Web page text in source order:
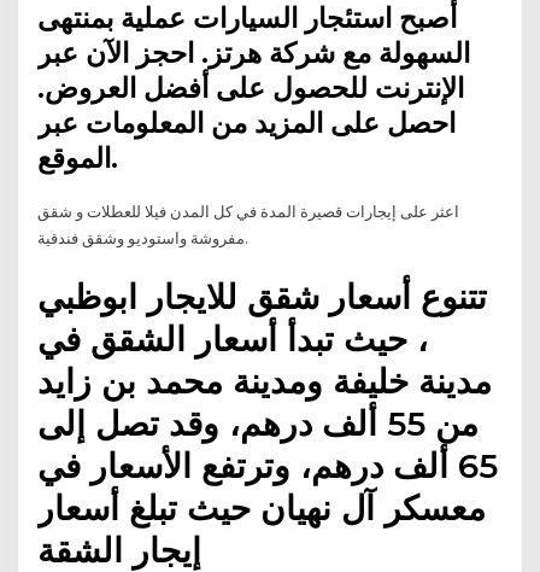
أصبح استئجار السيارات عملية بمنتهى
السهولة مع شركة هرتز. احجز الآن عبر
الإنترنت للحصول على أفضل العروض.
احصل على المزيد من المعلومات عبر
الموقع.
اعثر على إيجارات قصيرة المدة في كل المدن فيلا للعطلات و شقق
مفروشة واستوديو وشقق فندقية.
تتنوع أسعار شقق للايجار ابوظبي
، حيث تبدأ أسعار الشقق في
مدينة خليفة ومدينة محمد بن زايد
من 55 ألف درهم، وقد تصل إلى
65 ألف درهم، وترتفع الأسعار في
معسكر آل نهيان حيث تبلغ أسعار
إيجار الشقة